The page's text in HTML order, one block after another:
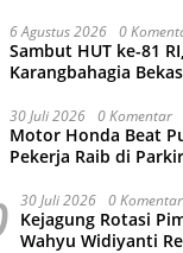
6 Agustus 2026 0
Sambut HUT ke-81
Karangbahagia
30 Juli 2026 0 Komentar
Motor Honda Beat
Pekerja Raib di
30 Juli 2026 0 Komentar
Kejagung Rotasi
Wahyu Widiyanti